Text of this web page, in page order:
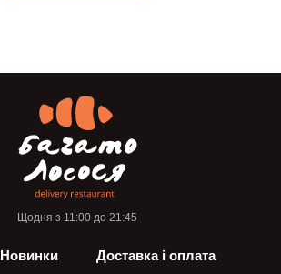
Щодня з 11:00 до 21:45
Новинки
Доставка і оплата